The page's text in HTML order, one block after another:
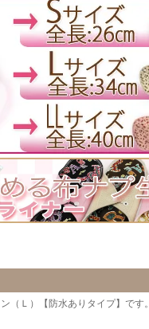
（Ｌ）【防水ありタイプ】です。